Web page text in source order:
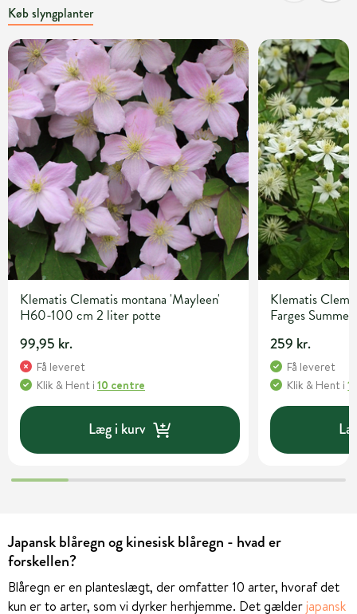
Køb slyngplanter
Klematis Clematis montana 'Mayleen'
H60-100 cm 2 liter potte
99,95 kr.
Få leveret
Klik & Hent i 10 centre
Læg i kurv
Klematis
Farges
259 kr.
Få leveret
Klik & Hent i
Japansk blåregn og kinesisk blåregn - hvad er
forskellen?
Blåregn er en planteslægt, der omfatter 10 arter, hvoraf det
kun er to arter, som vi dyrker herhjemme. Det gælderjapansk